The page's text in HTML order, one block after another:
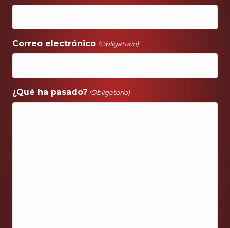
Correo electrónico (Obligatorio)
¿Qué ha pasado? (Obligatorio)